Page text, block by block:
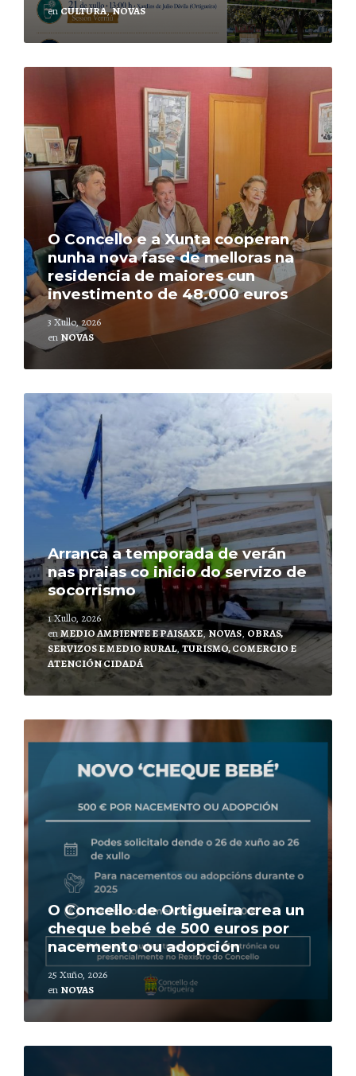
enCULTURA,NOVAS
O Concello e a Xunta cooperan
nunha nova fase de melloras na
residencia de maiores cun
investimento de 48.000 euros
3 Xullo, 2026
en NOVAS
Leer
Arranca a temporada de verán
nas praias co inicio do servizo de
socorrismo
1 Xullo, 2026
enMEDIO AMBIENTE E PAISAXE,NOVAS, OBRAS,
SERVIZOS E MEDIO RURAL, TURISMO, COMERCIO E
ATENCIÓN CIDADÁ
Leer
mais
O Concello de Ortigueira crea un
cheque bebé de 500 euros por
nacemento ou adopción
25 Xuño, 2026
en NOVAS
Leer
mais
Leer